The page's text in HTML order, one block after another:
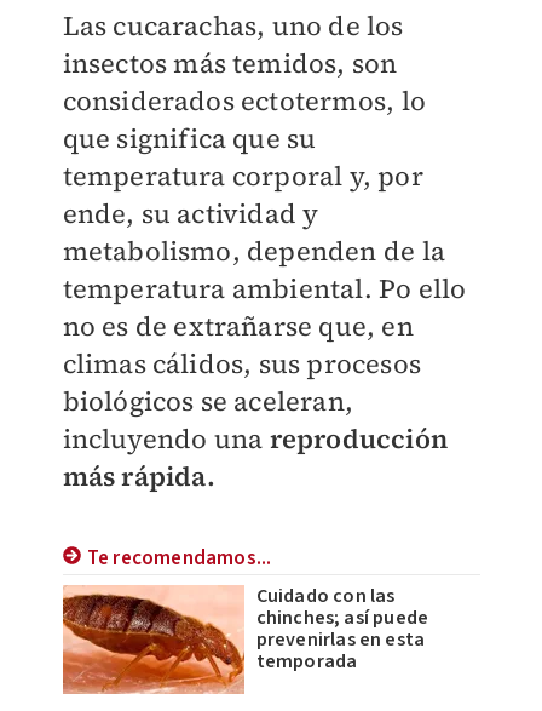
Las cucarachas, uno de los
insectos más temidos, son
considerados ectotermos, lo
que significa que su
temperatura corporal y, por
ende, su actividad y
metabolismo, dependen de la
temperatura ambiental. Po ello
no es de extrañarse que, en
climas cálidos, sus procesos
biológicos se aceleran,
incluyendo una reproducción
más rápida.
Te recomendamos...
Cuidado con las
chinches; así puede
prevenirlas en esta
temporada